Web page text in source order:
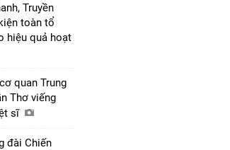
Truyền
toàn tổ
hiệu quả hoạt
quan Trung
Thơ viếng
sĩ
đài Chiến